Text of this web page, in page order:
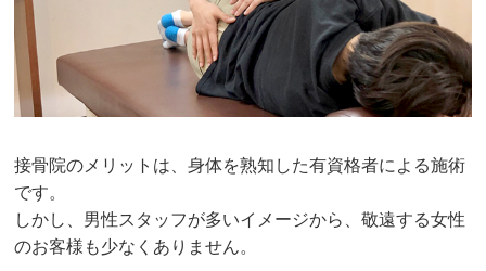
接骨院のメリットは、身体を熟知した有資格者による施術
です。
しかし、男性スタッフが多いイメージから、敬遠する女性
のお客様も少なくありません。